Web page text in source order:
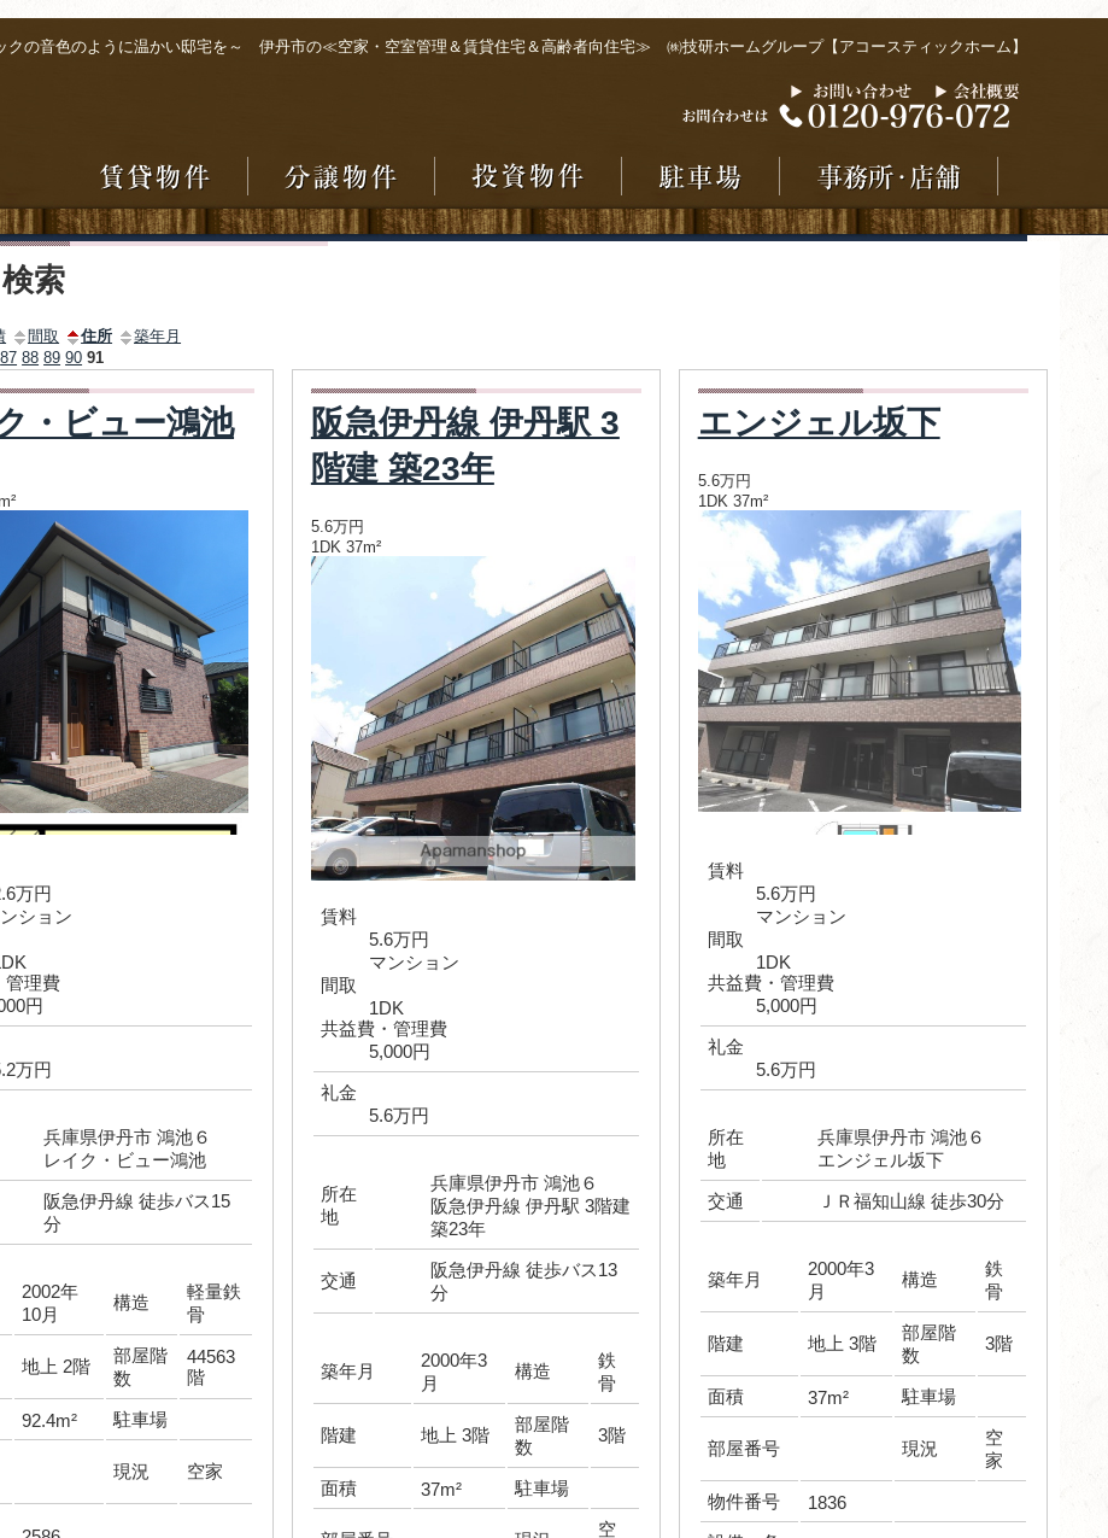
クの音色のように温かい邸宅を～ 伊丹市の≪空家・空室管理＆賃貸住宅＆高齢者向住宅≫ ㈱技研ホームグループ【アコースティックホーム】
索
間取 住所
築年月
87 88 89 90 91
・ビュー鴻池
万円
ション
管理費
円
万円
兵庫県伊丹市 鴻池６
レイク・ビュー鴻池
阪急伊丹線 徒歩バス15
分
2002年
10月
構造
軽量鉄
骨
地上 2階
部屋階
数
44563
階
92.4m²
駐車場
現況 空家
阪急伊丹線 伊丹駅 3
階建 築23年
5.6万円
1DK 37m²
賃料
5.6万円
マンション
間取
1DK
共益費・管理費
5,000円
礼金
5.6万円
所在
地
兵庫県伊丹市 鴻池６
阪急伊丹線 伊丹駅 3階建
築23年
交通
阪急伊丹線 徒歩バス13
分
築年月
2000年3
月
構造
鉄
骨
階建 地上 3階
部屋階
数
3階
面積 37m² 駐車場
空
エンジェル坂下
5.6万円
1DK 37m²
賃料
5.6万円
マンション
間取
1DK
共益費・管理費
5,000円
礼金
5.6万円
所在
地
兵庫県伊丹市 鴻池６
エンジェル坂下
交通
ＪＲ福知山線 徒歩30分
築年月
2000年3
月
構造
鉄
骨
階建 地上 3階
部屋階
数
3階
面積 37m² 駐車場
部屋番号 現況
空
家
物件番号
1836